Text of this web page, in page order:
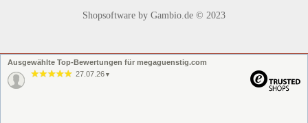
Shopsoftware by Gambio.de © 2023
Ausgewählte Top-Bewertungen für megaguenstig.com
27.07.26 ▼